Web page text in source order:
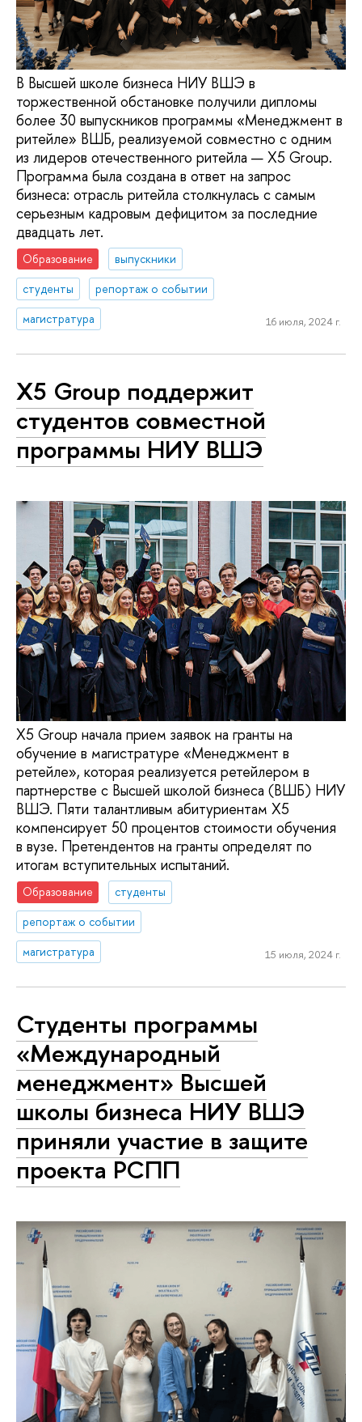
В Высшей школе бизнеса НИУ ВШЭ в
торжественной обстановке получили дипломы
более 30 выпускников программы «Менеджмент в
ритейле» ВШБ, реализуемой совместно с одним
из лидеров отечественного ритейла — X5 Group.
Программа была создана в ответ на запрос
бизнеса: отрасль ритейла столкнулась с самым
серьезным кадровым дефицитом за последние
двадцать лет.
Образование
выпускники
студенты
репортаж о событии
магистратура
16 июля, 2024 г.
Х5 Group поддержит
студентов совместной
программы НИУ ВШЭ
Х5 Group начала прием заявок на гранты на
обучение в магистратуре «Менеджмент в
ретейле», которая реализуется ретейлером в
партнерстве с Высшей школой бизнеса (ВШБ) НИУ
ВШЭ. Пяти талантливым абитуриентам Х5
компенсирует 50 процентов стоимости обучения
в вузе. Претендентов на гранты определят по
итогам вступительных испытаний.
Образование
студенты
репортаж о событии
магистратура
15 июля, 2024 г.
Студенты программы
«Международный
менеджмент» Высшей
школы бизнеса НИУ ВШЭ
приняли участие в защите
проекта РСПП